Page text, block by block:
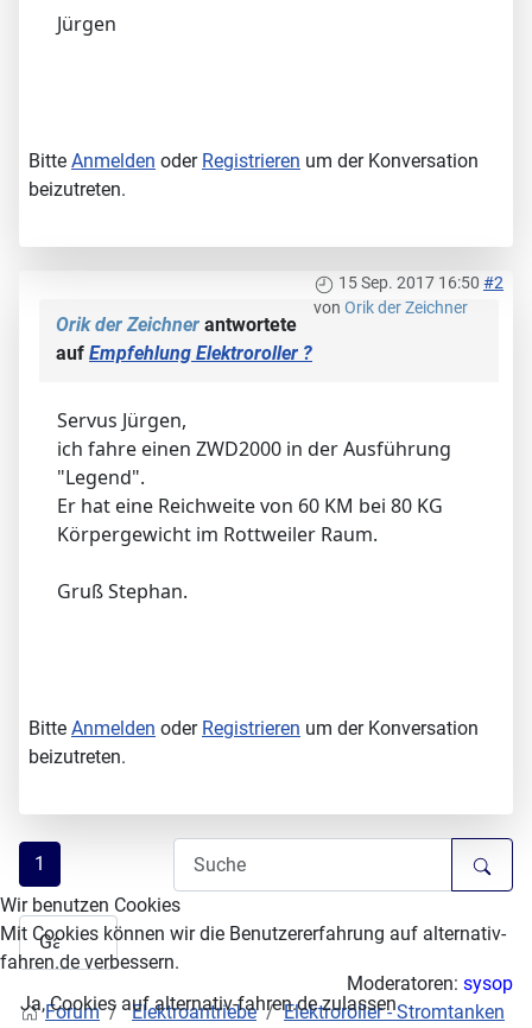
Jürgen
Bitte Anmelden oder Registrieren um der Konversation
beizutreten.
15 Sep. 2017 16:50 #2
von Orik der Zeichner
Orik der Zeichner antwortete
auf Empfehlung Elektroroller ?
Servus Jürgen,
ich fahre einen ZWD2000 in der Ausführung
"Legend".
Er hat eine Reichweite von 60 KM bei 80 KG
Körpergewicht im Rottweiler Raum.
Gruß Stephan.
Bitte Anmelden oder Registrieren um der Konversation
beizutreten.
1
Moderatoren: sysop
Forum
Elektroantriebe
Elektroroller - Stromtanken
Wir benutzen Cookies
Mit Cookies können wir die Benutzererfahrung auf alternativ-
fahren.de verbessern.
Ja, Cookies auf alternativ-fahren.de zulassen